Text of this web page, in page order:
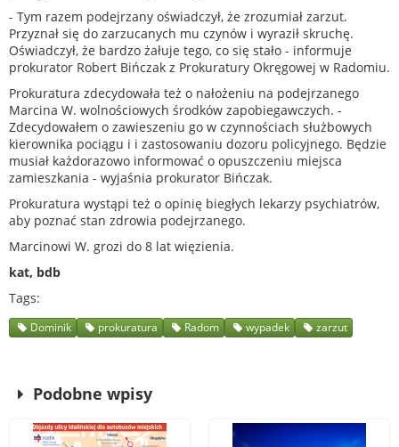
- Tym razem podejrzany oświadczył, że zrozumiał zarzut.
Przyznał się do zarzucanych mu czynów i wyraził skruchę.
Oświadczył, że bardzo żałuje tego, co się stało - informuje
prokurator Robert Bińczak z Prokuratury Okręgowej w Radomiu.
Prokuratura zdecydowała też o nałożeniu na podejrzanego
Marcina W. wolnościowych środków zapobiegawczych. -
Zdecydowałem o zawieszeniu go w czynnościach służbowych
kierownika pociągu i i zastosowaniu dozoru policyjnego. Będzie
musiał każdorazowo informować o opuszczeniu miejsca
zamieszkania - wyjaśnia prokurator Bińczak.
Prokuratura wystąpi też o opinię biegłych lekarzy psychiatrów,
aby poznać stan zdrowia podejrzanego.
Marcinowi W. grozi do 8 lat więzienia.
kat, bdb
Tags
Dominik prokuratura Radom wypadek zarzut
Podobne wpisy